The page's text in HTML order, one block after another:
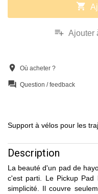
shopping_cart
playlist_add Ajouter
location_on Où acheter ?
question_answer Question / feedback
Support à vélos pour les
Description
La beauté d'un pad de
c'est parti. Le Pickup
simplicité. Il couvre